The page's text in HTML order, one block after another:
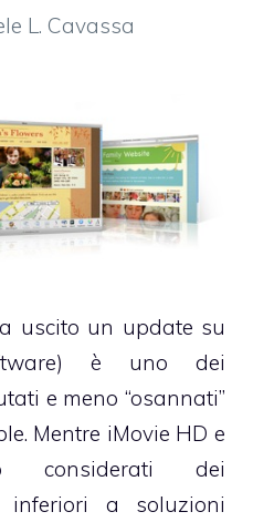
L. Cavassa
uscito un update su
) è uno dei
e meno “osannati”
Mentre iMovie HD e
considerati dei
a soluzioni